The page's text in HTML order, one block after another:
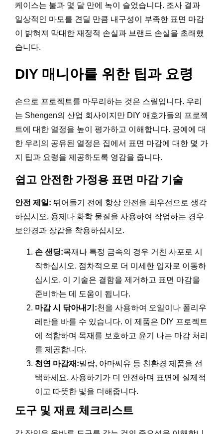
케이스는 불과 몇 달 만에 녹이 슬었습니다. 조사 결과
일상적인 마모를 견딜 만큼 내구성이 부족한 표면 마감
이 밝혀져 막대한 재정적 손실과 브랜드 손실을 초래했
습니다.
DIY 매니아를 위한 팁과 요령
손으로 프로젝트를 마무리하는 것은 스릴입니다. 우리
는 Shengen의 산업 회사이지만 DIY 애호가들의 프로젝
트에 대한 열정을 높이 평가하고 이해합니다. 공예에 대
한 우리의 공유된 열정은 집에서 표면 마감에 대한 몇 가
지 팁과 요령을 제공하도록 영감을 줍니다.
쉽고 안전한 가정용 표면 마감 기술
안전 제일: 뛰어들기 전에 항상 안전을 최우선으로 생각
하십시오. 용제나 화학 물질을 사용하여 작업하는 경우
보안경과 장갑을 착용하십시오.
손 샌딩:목재나 특정 금속의 경우 거친 사포로 시
작하십시오. 점차적으로 더 미세한 입자로 이동하
십시오. 이 기술은 결함을 제거하고 표면 마감을
준비하는 데 도움이 됩니다.
마감 시 닦아내기:천을 사용하여 오일이나 폴리우
레탄을 바를 수 있습니다. 이 제품은 DIY 프로젝트
에 적합하며 목재를 보호하고 윤기 나는 마감 처리
를 제공합니다.
천연 마감재:밀랍, 아마씨유 등 친환경 제품을 선
택하세요. 사용하기가 더 안전하며 표면에 실제적
이고 따뜻한 빛을 더해줍니다.
도구 및 재료 체크리스트